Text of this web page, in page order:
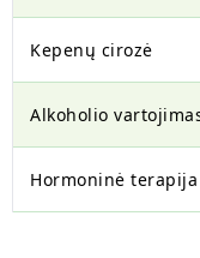
Kepenų cirozė
Alkoholio
Hormoninė terapija